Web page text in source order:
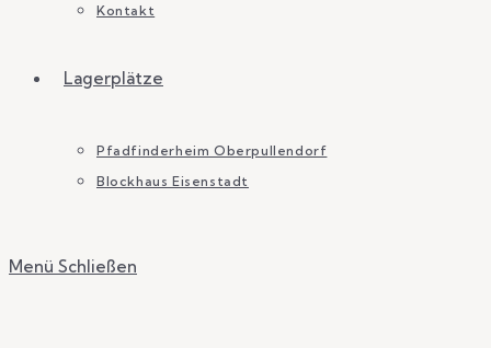
Kontakt
Lagerplätze
Pfadfinderheim Oberpullendorf
Blockhaus Eisenstadt
Menü Schließen